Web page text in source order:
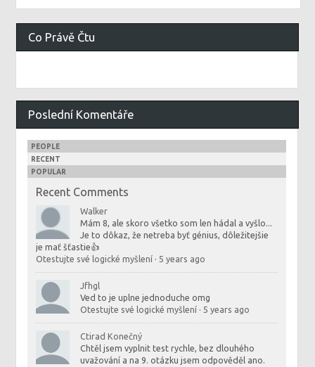
Co Právě Čtu
Poslední Komentáře
PEOPLE
RECENT
POPULAR
Recent Comments
Walker
Mám 8, ale skoro všetko som len hádal a vyšlo...
Je to dôkaz, že netreba byť génius, dôležitejšie
je mať šťastie👍
Otestujte své logické myšlení · 5 years ago
Jfhgl
Ved to je uplne jednoduche omg
Otestujte své logické myšlení · 5 years ago
Ctirad Konečný
Chtěl jsem vyplnit test rychle, bez dlouhého
uvažování a na 9. otázku jsem odpověděl ano.